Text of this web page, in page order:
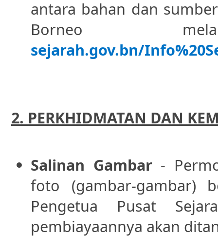
antara bahan dan
Borneo
sejarah.gov.bn/
2. PERKHIDMATAN DAN
Salinan Gambar-
foto (gambar-gambar)
Pengetua Pusat
pembiayaannya akan